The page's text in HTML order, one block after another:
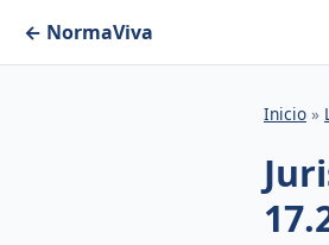
← NormaViva
Inicio »